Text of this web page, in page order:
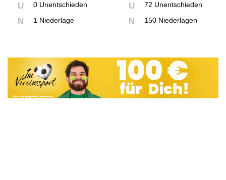
U 0 Unentschieden
N 1 Niederlage
U 72 Unentschieden
N 150 Niederlagen